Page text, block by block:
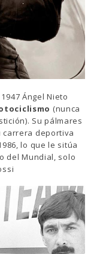
Ángel Nieto
(nunca
Su pálmares
carrera deportiva
lo que le sitúa
del Mundial, solo